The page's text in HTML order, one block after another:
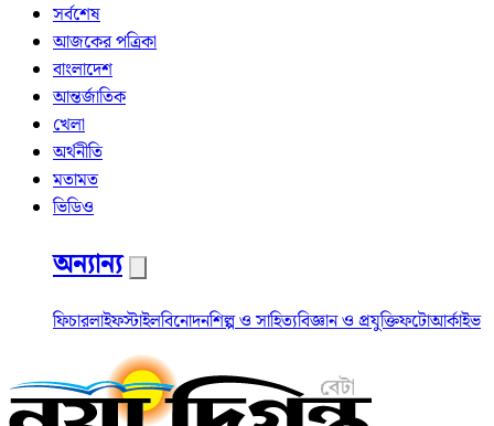
সর্বশেষ
আজকের পত্রিকা
বাংলাদেশ
আন্তর্জাতিক
খেলা
অর্থনীতি
মতামত
ভিডিও
অন্যান্য
ফিচারলাইফস্টাইলবিনোদনশিল্প ও সাহিত্যবিজ্ঞান ও প্রযুক্তিফটোআর্কাইভ